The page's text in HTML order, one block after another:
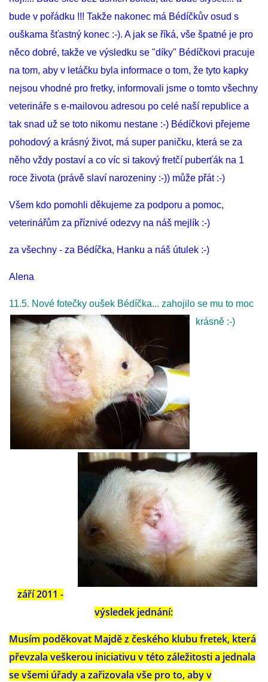
bude v pořádku !!! Takže nakonec má Bédíčkův osud s
ouškama šťastný konec :-). A jak se říká, vše špatné je pro
něco dobré, takže ve výsledku se "díky" Bédíčkovi pracuje
na tom, aby v letáčku byla informace o tom, že tyto kapky
nejsou vhodné pro fretky, informovali jsme o tomto všechny
veterináře s e-mailovou adresou po celé naší republice a
tak snad už se toto nikomu nestane :-) Bédíčkovi přejeme
pohodový a krásný život, má super paničku, která se za
něho vždy postaví a co víc si takový fretčí puberťák na 1
roce života (právě slaví narozeniny :-)) může přát :-)
Všem kdo pomohli děkujeme za podporu a pomoc,
veterinářům za příznivé odezvy na náš mejlík :-)
za všechny - za Bédíčka, Hanku a náš útulek :-)
Alena
11.5. Nové fotečky oušek Bédíčka... zahojilo se mu to moc
krásně :-)
září 2011 -
výsledek jednání:
Musím poděkovat Majdě z českého klubu fretek, která
převzala veškerou iniciativu v této záležitosti a jednala
se všemi úřady a zařizovala vše pro to, aby v